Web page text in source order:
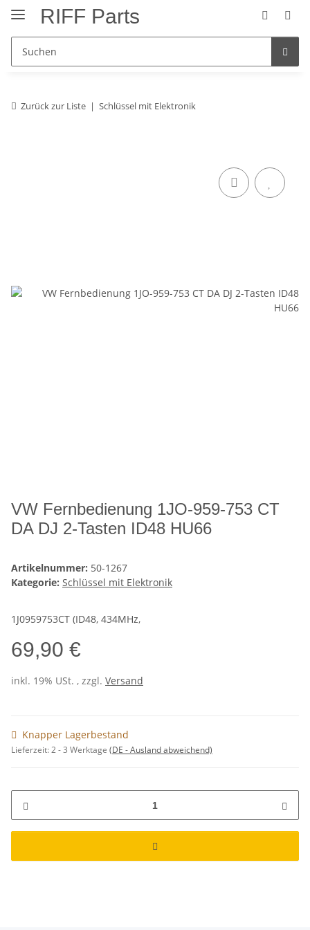
RIFF Parts
Zurück zur Liste Schlüssel mit Elektronik
VW Fernbedienung 1JO-959-753 CT
DA DJ 2-Tasten ID48 HU66
Artikelnummer: 50-1267
Kategorie: Schlüssel mit Elektronik
1J0959753CT (ID48, 434MHz,
69,90 €
inkl. 19% USt. , zzgl. Versand
Knapper Lagerbestand
Lieferzeit:2 - 3 Werktage (DE - Ausland abweichend)